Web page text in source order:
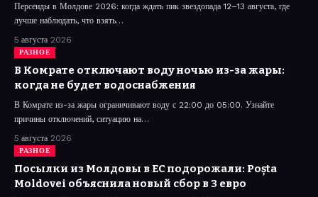
Персеиды в Молдове 2026: когда ждать пик звездопада 12–13 августа, где
лучше наблюдать, что взять…
5 августа 2026
РАЗНОЕ
В Комрате отключают воду ночью из-за жары:
когда не будет водоснабжения
В Комрате из-за жары ограничивают воду с 22:00 до 05:00. Узнайте
причины отключений, ситуацию на…
5 августа 2026
РАЗНОЕ
Посылки из Молдовы в ЕС подорожали: Poșta
Moldovei объяснила новый сбор в 3 евро